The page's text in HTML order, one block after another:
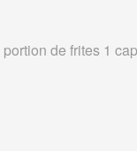
de frites 1